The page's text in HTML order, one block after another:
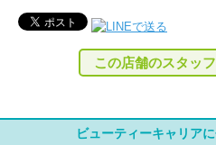
この店舗のスタッ
ビューティーキャリア